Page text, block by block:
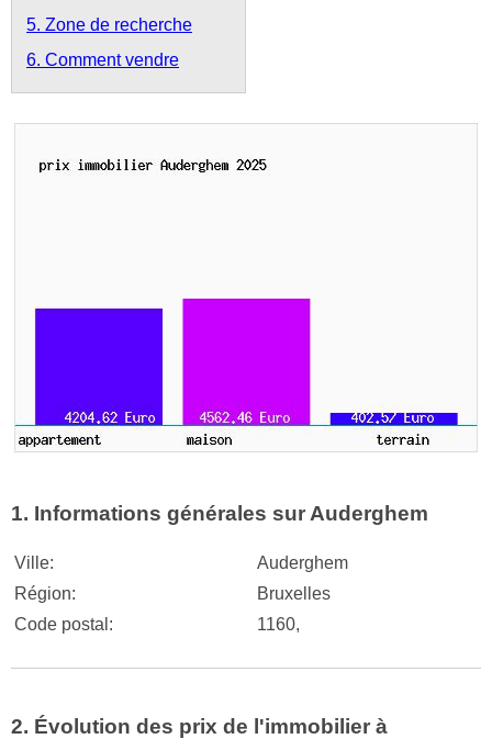
5. Zone de recherche
6. Comment vendre
1. Informations générales sur Auderghem
Ville:
Auderghem
Région:
Bruxelles
Code postal:
1160,
2. Évolution des prix de l'immobilier à